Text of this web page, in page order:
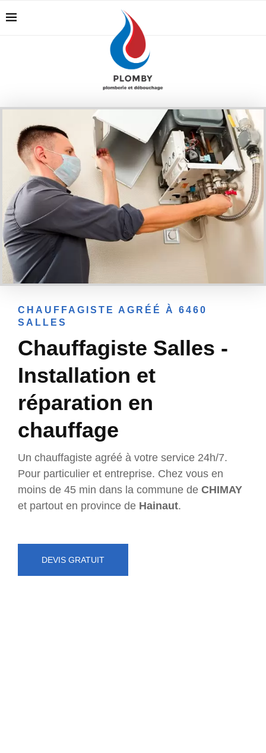
CHAUFFAGISTE AGRÉÉ À 6460
SALLES
Chauffagiste Salles -
Installation et
réparation en
chauffage
Un chauffagiste agréé à votre service 24h/7.
Pour particulier et entreprise. Chez vous en
moins de 45 min dans la commune de CHIMAY
et partout en province de Hainaut.
DEVIS GRATUIT